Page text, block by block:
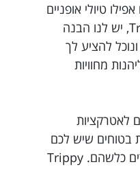
טיולי אופניים
במסלולי שטח. באתר Trippy, יש לנו הבנה
להציע לך
מחוויות
לאטרקציות
בטוחים שיש לכם
ביטוח ושאתם מוגנים במקרים כלשהם. Trippy